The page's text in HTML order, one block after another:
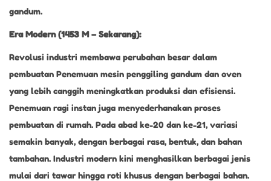
gandum.
Era Modern (1453 M – Sekarang):
Revolusi industri membawa perubahan besar dalam
pembuatan Penemuan mesin penggiling gandum dan oven
yang lebih canggih meningkatkan produksi dan efisiensi.
Penemuan ragi instan juga menyederhanakan proses
pembuatan di rumah. Pada abad ke-20 dan ke-21, variasi
semakin banyak, dengan berbagai rasa, bentuk, dan bahan
tambahan. Industri modern kini menghasilkan berbagai jenis
mulai dari tawar hingga roti khusus dengan berbagai bahan.